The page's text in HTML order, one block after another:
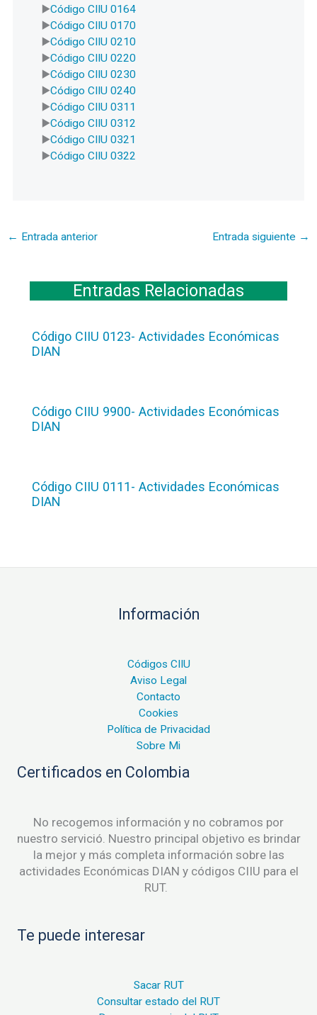
Código CIIU 0164
Código CIIU 0170
Código CIIU 0210
Código CIIU 0220
Código CIIU 0230
Código CIIU 0240
Código CIIU 0311
Código CIIU 0312
Código CIIU 0321
Código CIIU 0322
← Entrada anterior Entrada siguiente →
Entradas Relacionadas
Código CIIU 0123- Actividades Económicas
DIAN
Código CIIU 9900- Actividades Económicas
DIAN
Código CIIU 0111- Actividades Económicas
DIAN
Información
Códigos CIIU
Aviso Legal
Contacto
Cookies
Política de Privacidad
Sobre Mi
Certificados en Colombia
No recogemos información y no cobramos por
nuestro servició. Nuestro principal objetivo es brindar
la mejor y más completa información sobre las
actividades Económicas DIAN y códigos CIIU para el
RUT.
Te puede interesar
Sacar RUT
Consultar estado del RUT